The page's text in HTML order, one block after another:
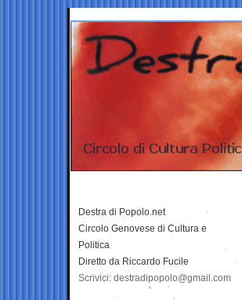
Destra di Popolo.net
Circolo Genovese di Cultura e
Politica
Diretto da Riccardo Fucile
Scrivici: destradipopolo@gmail.com